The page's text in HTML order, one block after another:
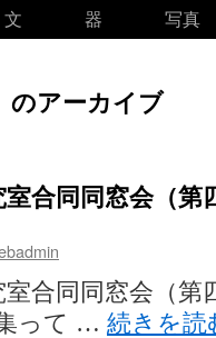
文
器
写真
のアーカイブ
合同同窓会（
合同同窓会（第
って … 続きを